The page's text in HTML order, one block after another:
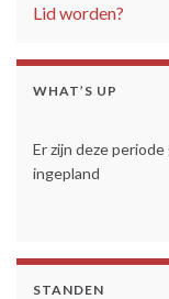
Lid worden?
WHAT’S UP
Er zijn deze
ingepland
STANDEN